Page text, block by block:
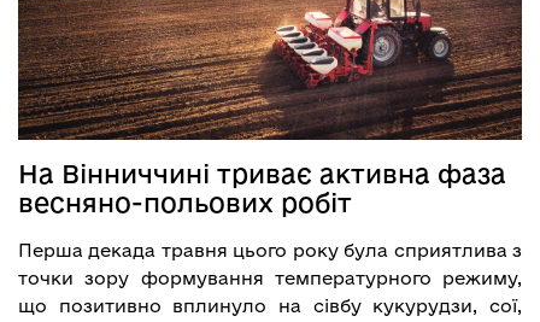
На Вінниччині триває активна фаза
весняно-польових робіт
Перша декада травня цього року була сприятлива з
точки зору формування температурного режиму,
що позитивно вплинуло на сівбу кукурудзи, сої,